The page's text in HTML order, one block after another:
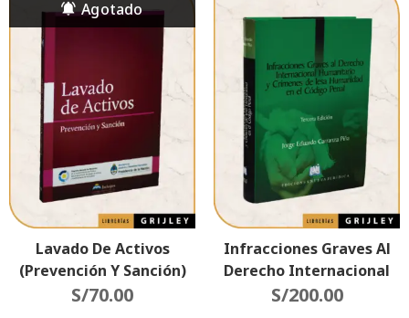
Edición Actualizada
Lavado De Activos
(Prevención Y Sanción)
S/70.00
Infracciones Graves Al
Derecho Internacional
Humanitario Y Crímenes
S/200.00